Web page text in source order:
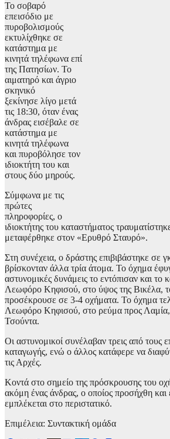
Το σοβαρό
επεισόδιο με
πυροβολισμούς
εκτυλίχθηκε σε
κατάστημα με
κινητά τηλέφωνα επί
της Πατησίων. Το
αιματηρό και άγριο
σκηνικό
ξεκίνησε λίγο μετά
τις 18:30, όταν ένας
άνδρας εισέβαλε σε
κατάστημα με
κινητά τηλέφωνα
και πυροβόλησε τον
ιδιοκτήτη του και
στους δύο μηρούς.
Σύμφωνα με τις
πρώτες
πληροφορίες, ο
ιδιοκτήτης του καταστήματος
μεταφέρθηκε στον «Ερυθρό Σταυρό».
Στη συνέχεια, ο δράστης επιβιβάστηκε σε
βρίσκονταν άλλα τρία άτομα. Το όχημα
αστυνομικές δυνάμεις το εντόπισαν και το
Λεωφόρο Κηφισού, στο ύψος της Βικέλα,
προσέκρουσε σε 3-4 οχήματα. Το όχημα
Λεωφόρο Κηφισού, στο ρεύμα προς Λαμία,
Τσούντα.
Οι αστυνομικοί συνέλαβαν τρεις από τους
καταγωγής, ενώ ο άλλος κατάφερε να
τις Αρχές.
Κοντά στο σημείο της πρόσκρουσης του
ακόμη ένας άνδρας, ο οποίος προσήχθη και
εμπλέκεται στο περιστατικό.
Επιμέλεια: Συντακτική ομάδα